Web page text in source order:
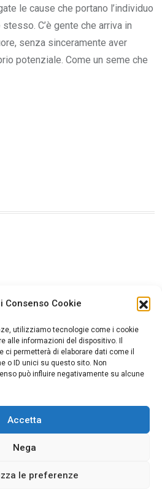
Consenso Cookie
utilizziamo tecnologie come i cookie
alle informazioni del dispositivo. Il
permetterà di elaborare dati come il
o ID unici su questo sito. Non
può influire negativamente su alcune
Accetta
Nega
le preferenze
le cause che portano l’individuo
C’è gente che arriva in
senza sinceramente aver
potenziale. Come un seme che
Cookie Policy (UE)